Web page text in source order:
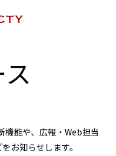
機能や、広報・Web担当
お知らせします。